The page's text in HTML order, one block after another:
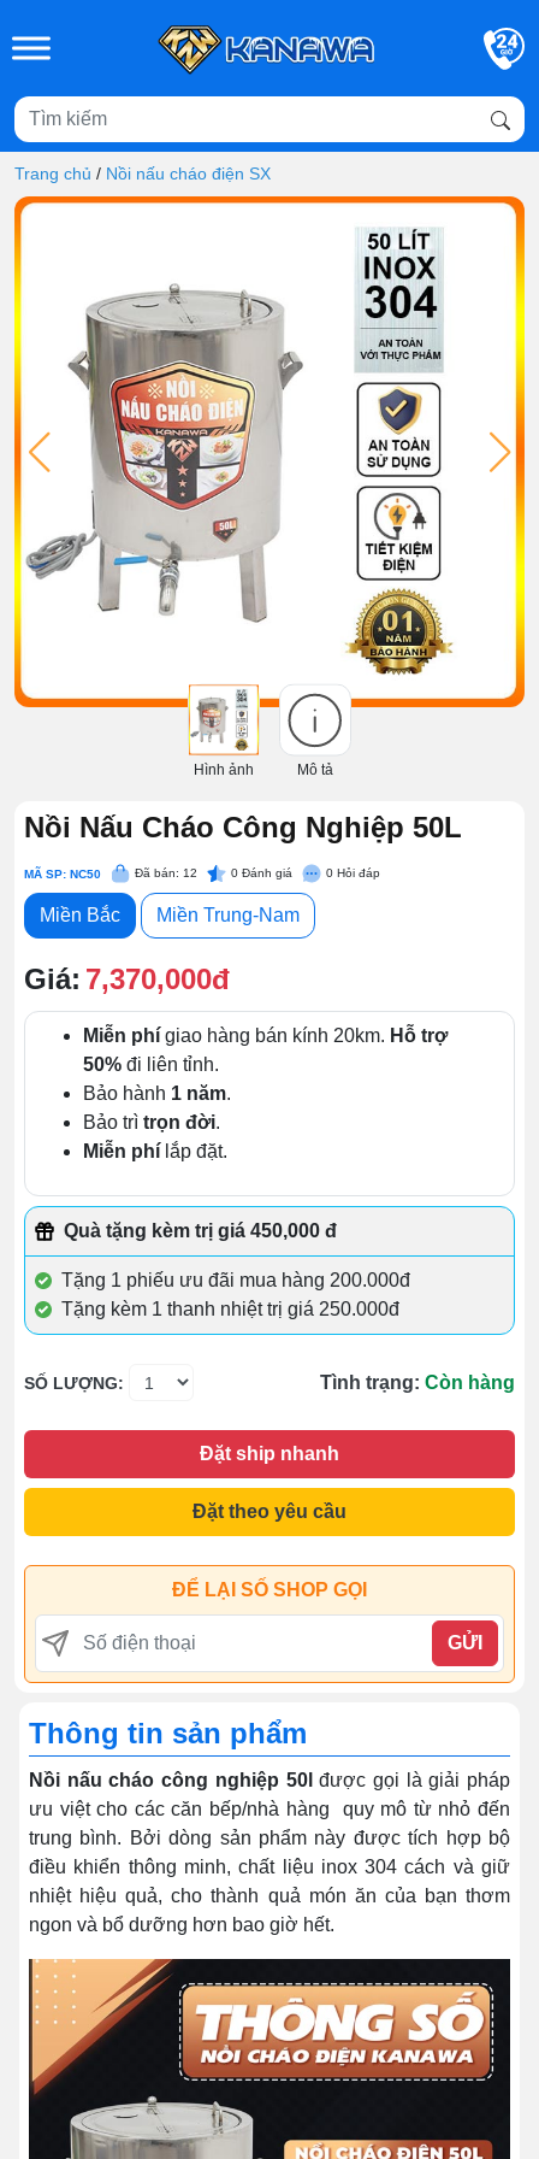
Trang chủ / Nồi nấu cháo điện SX
Hình ảnh Mô tả
Nồi Nấu Cháo Công Nghiệp 50L
MÃ SP: NC50 Đã bán: 12 0 Đánh giá 0 Hỏi đáp
Miền Bắc Miền Trung-Nam
Giá: 7,370,000đ
Miễn phí giao hàng bán kính 20km. Hỗ trợ
50% đi liên tỉnh.
Bảo hành 1 năm.
Bảo trì trọn đời.
Miễn phí lắp đặt.
Quà tặng kèm trị giá 450,000 đ
Tặng 1 phiếu ưu đãi mua hàng 200.000đ
Tặng kèm 1 thanh nhiệt trị giá 250.000đ
SỐ LƯỢNG: Tình trạng: Còn hàng
Đặt ship nhanh
Đặt theo yêu cầu
ĐỂ LẠI SỐ SHOP GỌI
GỬI
Thông tin sản phẩm
Nồi nấu cháo công nghiệp 50l được gọi là giải pháp
ưu việt cho các căn bếp/nhà hàng quy mô từ nhỏ đến
trung bình. Bởi dòng sản phẩm này được tích hợp bộ
điều khiển thông minh, chất liệu inox 304 cách và giữ
nhiệt hiệu quả, cho thành quả món ăn của bạn thơm
ngon và bổ dưỡng hơn bao giờ hết.